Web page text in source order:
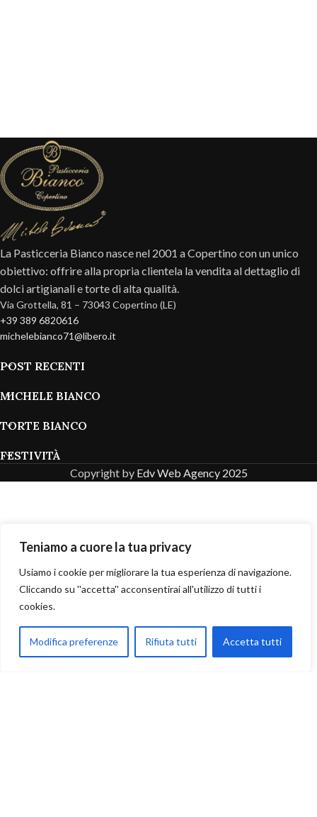
Teniamo a cuore la tua privacy
Usiamo i cookie per migliorare la tua esperienza di navigazione.
Cliccando su ''accetta'' acconsentirai all'utilizzo di tutti i
cookies.
Modifica preferenze Rifiuta tutti Accetta tutti
La Pasticceria Bianco nasce nel 2001 a Copertino con un unico
obiettivo: offrire alla propria clientela la vendita al dettaglio di
dolci artigianali e torte di alta qualità.
Via Grottella, 81 – 73043 Copertino (LE)
+39 389 6820616
michelebianco71@libero.it
POST RECENTI
MICHELE BIANCO
TORTE BIANCO
FESTIVITÀ
Copyright by Edv Web Agency 2025
Pasticceria
Bianco